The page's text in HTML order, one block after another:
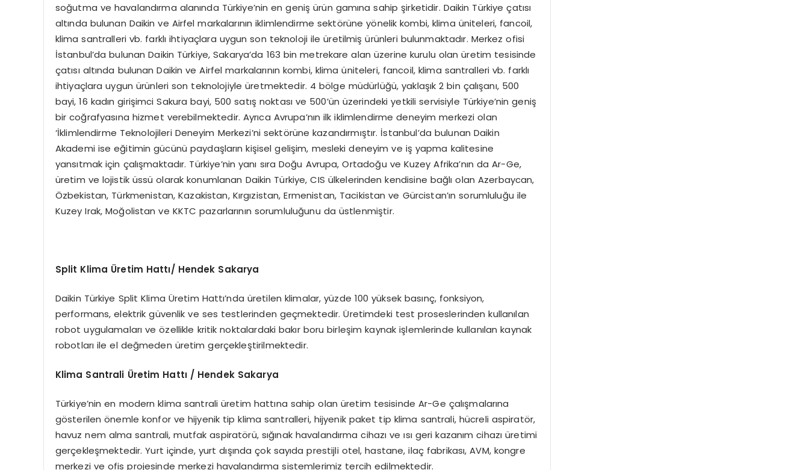
soğutma ve havalandırma alanında Türkiye’nin en geniş ürün gamına sahip şirketidir. Daikin Türkiye çatısı
altında bulunan Daikin ve Airfel markalarının iklimlendirme sektörüne yönelik kombi, klima üniteleri, fancoil,
klima santralleri vb. farklı ihtiyaçlara uygun son teknoloji ile üretilmiş ürünleri bulunmaktadır. Merkez ofisi
İstanbul’da bulunan Daikin Türkiye, Sakarya’da 163 bin metrekare alan üzerine kurulu olan üretim tesisinde
çatısı altında bulunan Daikin ve Airfel markalarının kombi, klima üniteleri, fancoil, klima santralleri vb. farklı
ihtiyaçlara uygun ürünleri son teknolojiyle üretmektedir. 4 bölge müdürlüğü, yaklaşık 2 bin çalışanı, 500
bayi, 16 kadın girişimci Sakura bayi, 500 satış noktası ve 500’ün üzerindeki yetkili servisiyle Türkiye’nin geniş
bir coğrafyasına hizmet verebilmektedir. Ayrıca Avrupa’nın ilk iklimlendirme deneyim merkezi olan
‘İklimlendirme Teknolojileri Deneyim Merkezi’ni sektörüne kazandırmıştır. İstanbul’da bulunan Daikin
Akademi ise eğitimin gücünü paydaşların kişisel gelişim, mesleki deneyim ve iş yapma kalitesine
yansıtmak için çalışmaktadır. Türkiye’nin yanı sıra Doğu Avrupa, Ortadoğu ve Kuzey Afrika’nın da Ar-Ge,
üretim ve lojistik üssü olarak konumlanan Daikin Türkiye, CIS ülkelerinden kendisine bağlı olan Azerbaycan,
Özbekistan, Türkmenistan, Kazakistan, Kırgızistan, Ermenistan, Tacikistan ve Gürcistan’ın sorumluluğu ile
Kuzey Irak, Moğolistan ve KKTC pazarlarının sorumluluğunu da üstlenmiştir.
Split Klima Üretim Hattı/ Hendek Sakarya
Daikin Türkiye Split Klima Üretim Hattı’nda üretilen klimalar, yüzde 100 yüksek basınç, fonksiyon,
performans, elektrik güvenlik ve ses testlerinden geçmektedir. Üretimdeki test proseslerinden kullanılan
robot uygulamaları ve özellikle kritik noktalardaki bakır boru birleşim kaynak işlemlerinde kullanılan kaynak
robotları ile el değmeden üretim gerçekleştirilmektedir.
Klima Santrali Üretim Hattı / Hendek Sakarya
Türkiye’nin en modern klima santrali üretim hattına sahip olan üretim tesisinde Ar-Ge çalışmalarına
gösterilen önemle konfor ve hijyenik tip klima santralleri, hijyenik paket tip klima santrali, hücreli aspiratör,
havuz nem alma santrali, mutfak aspiratörü, sığınak havalandırma cihazı ve ısı geri kazanım cihazı üretimi
gerçekleşmektedir. Yurt içinde, yurt dışında çok sayıda prestijli otel, hastane, ilaç fabrikası, AVM, kongre
merkezi ve ofis projesinde merkezi havalandırma sistemlerimiz tercih edilmektedir.